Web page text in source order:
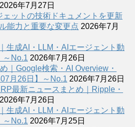
2026年7月27日
ットの技術ドキュメントを更新
能力と重要な変更点 2026年7月
生成AI・LLM・AIエージェント動
～No.1 2026年7月26日
｜Google検索・AI Overview・
月26日】～No.1 2026年7月26日
最新ニュースまとめ｜Ripple・
2026年7月26日
生成AI・LLM・AIエージェント動
～No.1 2026年7月25日